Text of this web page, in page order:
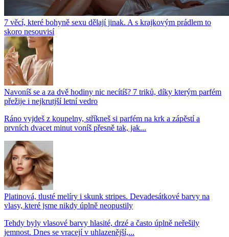
7 věcí, které bohyně sexu dělají jinak. A s krajkovým prádlem to
skoro nesouvisí
Navoníš se a za dvě hodiny nic necítíš? 7 triků, díky kterým parfém
přežije i nejkrutjší letní vedro
Ráno vyjdeš z koupelny, stříkneš si parfém na krk a zápěstí a
prvních dvacet minut voníš přesně tak, jak...
Platinová, tlusté melíry i skunk stripes. Devadesátkové barvy na
vlasy, které jsme nikdy úplně neopustily
Tehdy byly vlasové barvy hlasité, drzé a často úplně neřešily
jemnost. Dnes se vracejí v uhlazenější,...